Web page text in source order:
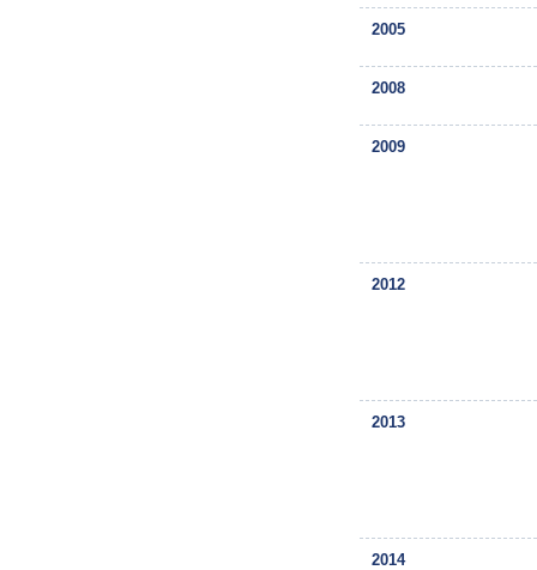
2005
2008
2009
2012
2013
2014